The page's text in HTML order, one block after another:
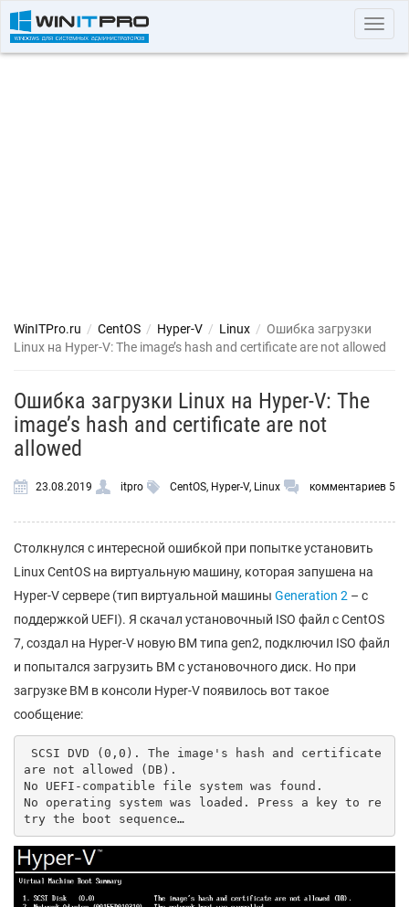
WinITPro.ru / CentOS / Hyper-V / Linux / Ошибка загрузки
Linux на Hyper-V: The image’s hash and certificate are not allowed
Ошибка загрузки Linux на Hyper-V: The
image’s hash and certificate are not
allowed
23.08.2019 itpro CentOS, Hyper-V, Linux комментариев 5
Столкнулся с интересной ошибкой при попытке установить
Linux CentOS на виртуальную машину, которая запушена на
Hyper-V сервере (тип виртуальной машины Generation 2 – с
поддержкой UEFI). Я скачал установочный ISO файл с CentOS
7, создал на Hyper-V новую ВМ типа gen2, подключил ISO файл
и попытался загрузить ВМ с установочного диск. Но при
загрузке ВМ в консоли Hyper-V появилось вот такое
сообщение:
are not allowed (DB).
No UEFI-compatible file system was found.
No operating system was loaded. Press a key to re
try the boot sequence…